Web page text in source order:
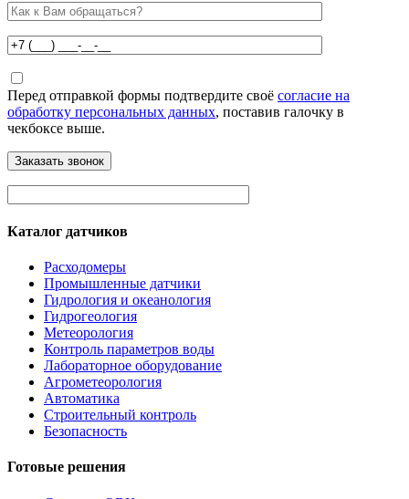
Перед отправкой формы подтвердите своё согласие на
обработку персональных данных, поставив галочку в
чекбоксе выше.
Каталог датчиков
Расходомеры
Промышленные датчики
Гидрология и океанология
Гидрогеология
Метеорология
Контроль параметров воды
Лабораторное оборудование
Агрометеорология
Автоматика
Строительный контроль
Безопасность
Готовые решения